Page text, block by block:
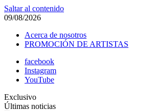
Saltar al contenido
09/08/2026
Acerca de nosotros
PROMOCIÓN DE ARTISTAS
facebook
Instagram
YouTube
Exclusivo
Últimas noticias